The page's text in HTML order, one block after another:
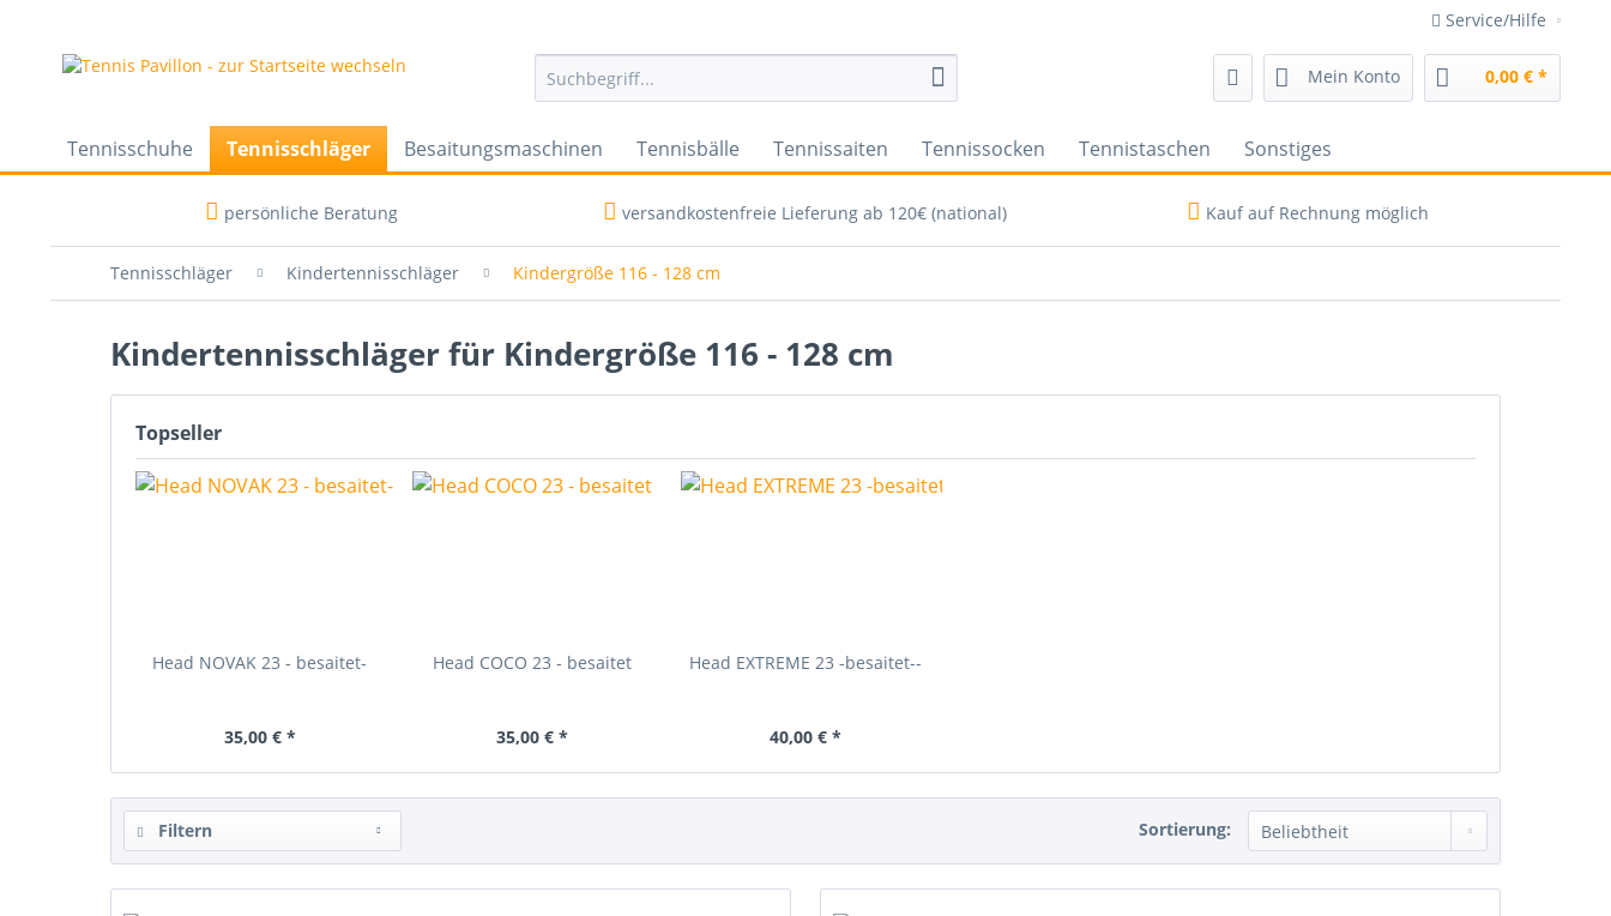
Service/Hilfe
Mein Konto 0,00 € *
Tennisschuhe Tennisschläger Besaitungsmaschinen Tennisbälle Tennissaiten Tennissocken Tennistaschen Sonstiges
persönliche Beratung versandkostenfreie Lieferung ab 120€ (national) Kauf auf Rechnung möglich
Tennisschläger Kindertennisschläger Kindergröße 116 - 128 cm
Kindertennisschläger für Kindergröße 116 - 128 cm
Topseller
Head NOVAK 23 - besaitet-
35,00 € *
Head COCO 23 - besaitet
35,00 € *
Head EXTREME 23 -besaitet--
40,00 € *
Filtern Sortierung: